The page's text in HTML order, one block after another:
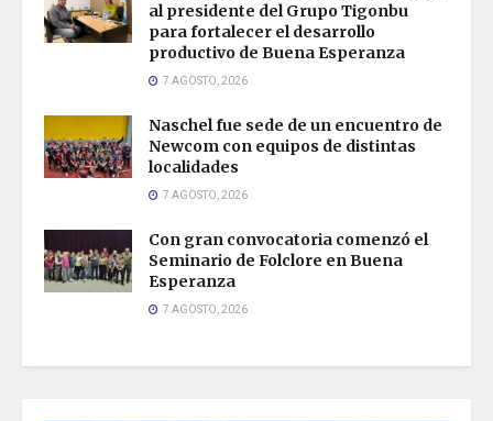
al presidente del Grupo Tigonbu
para fortalecer el desarrollo
productivo de Buena Esperanza
7 AGOSTO, 2026
Naschel fue sede de un encuentro de
Newcom con equipos de distintas
localidades
7 AGOSTO, 2026
Con gran convocatoria comenzó el
Seminario de Folclore en Buena
Esperanza
7 AGOSTO, 2026